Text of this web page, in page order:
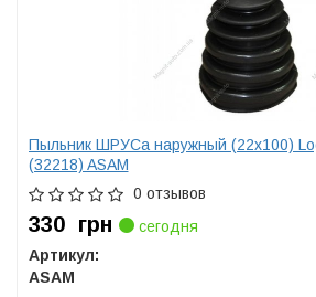
Пыльник ШРУСа наружный (22x100)
(32218) ASAM
0 отзывов
330 грн
сегодня
Артикул:
ASAM